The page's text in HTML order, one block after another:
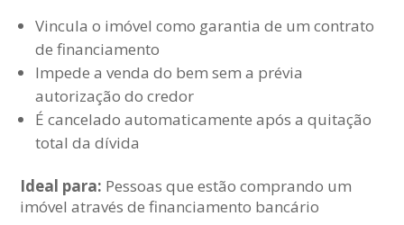
Vincula o imóvel como garantia de um contrato
de financiamento
Impede a venda do bem sem a prévia
autorização do credor
É cancelado automaticamente após a quitação
total da dívida
Ideal para: Pessoas que estão comprando um
imóvel através de financiamento bancário